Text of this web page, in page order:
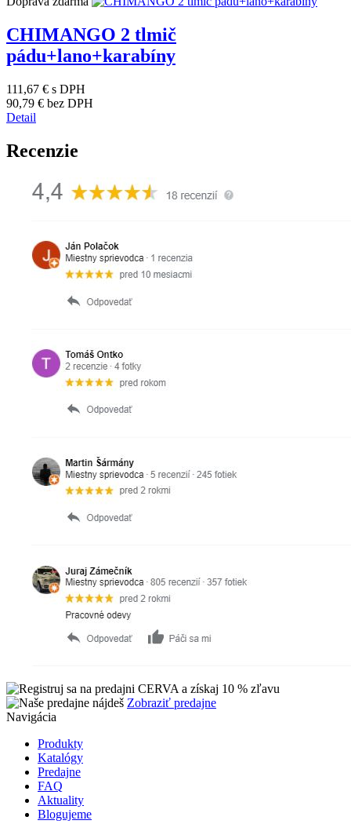
CHIMANGO 2 tlmič
pádu+lano+karabíny
111,67 € s DPH
90,79 € bez DPH
Detail
Recenzie
Zobraziť predajne
Navigácia
Produkty
Katalógy
Predajne
FAQ
Aktuality
Blogujeme